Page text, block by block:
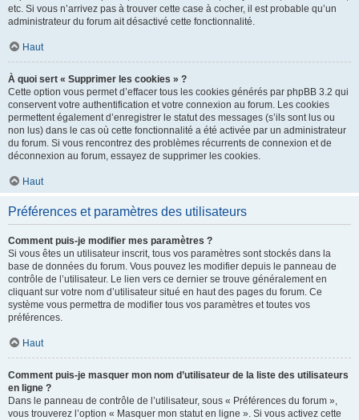
etc. Si vous n’arrivez pas à trouver cette case à cocher, il est probable qu’un
administrateur du forum ait désactivé cette fonctionnalité.
Haut
À quoi sert « Supprimer les cookies » ?
Cette option vous permet d’effacer tous les cookies générés par phpBB 3.2 qui
conservent votre authentification et votre connexion au forum. Les cookies
permettent également d’enregistrer le statut des messages (s’ils sont lus ou
non lus) dans le cas où cette fonctionnalité a été activée par un administrateur
du forum. Si vous rencontrez des problèmes récurrents de connexion et de
déconnexion au forum, essayez de supprimer les cookies.
Haut
Préférences et paramètres des utilisateurs
Comment puis-je modifier mes paramètres ?
Si vous êtes un utilisateur inscrit, tous vos paramètres sont stockés dans la
base de données du forum. Vous pouvez les modifier depuis le panneau de
contrôle de l’utilisateur. Le lien vers ce dernier se trouve généralement en
cliquant sur votre nom d’utilisateur situé en haut des pages du forum. Ce
système vous permettra de modifier tous vos paramètres et toutes vos
préférences.
Haut
Comment puis-je masquer mon nom d’utilisateur de la liste des utilisateurs
en ligne ?
Dans le panneau de contrôle de l’utilisateur, sous « Préférences du forum »,
vous trouverez l’option « Masquer mon statut en ligne ». Si vous activez cette